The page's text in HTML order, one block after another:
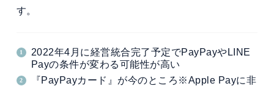
す。
2022年4月に経営統合完了予定でPayPayやLINE
Payの条件が変わる可能性が高い
『PayPayカード』が今のところ※Apple Payに非